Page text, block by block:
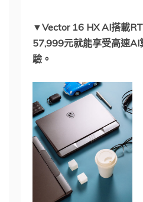
▼Vector 16 HX AI搭載
57,999元就能享受高速AI
驗。